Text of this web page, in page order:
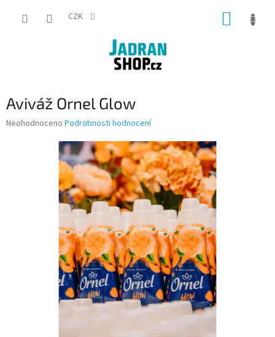
CZK
Aviváž Ornel Glow
Průměrné
Neohodnoceno Podrobnosti hodnocení